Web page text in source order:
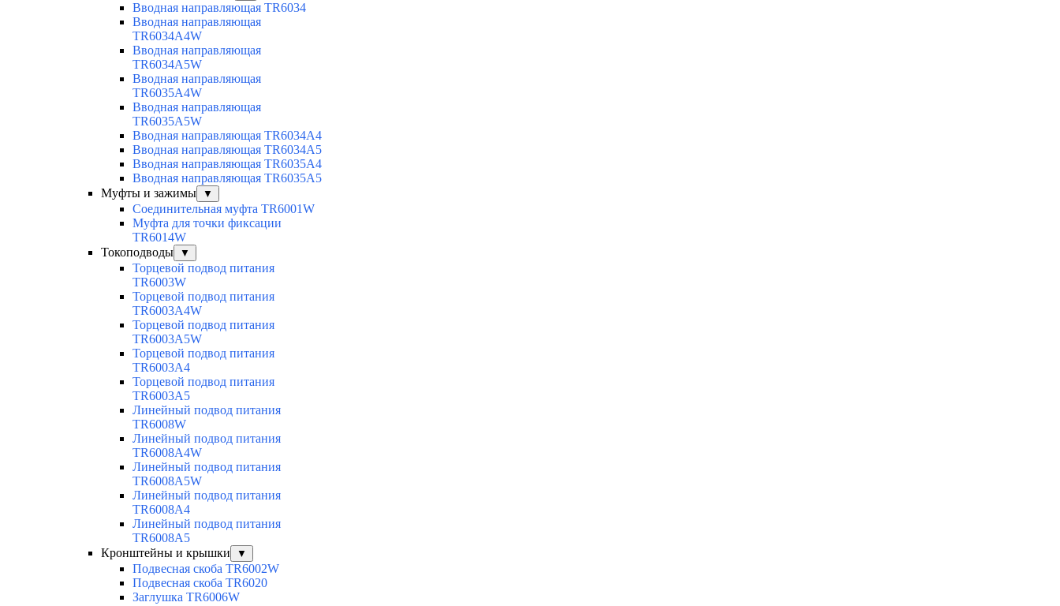
Вводная направляющая TR6034
Вводная направляющая
TR6034A4W
Вводная направляющая
TR6034A5W
Вводная направляющая
TR6035A4W
Вводная направляющая
TR6035A5W
Вводная направляющая TR6034A4
Вводная направляющая TR6034A5
Вводная направляющая TR6035A4
Вводная направляющая TR6035A5
Муфты и зажимы
▼
Соединительная муфта TR6001W
Муфта для точки фиксации
TR6014W
Токоподводы
▼
Торцевой подвод питания
TR6003W
Торцевой подвод питания
TR6003A4W
Торцевой подвод питания
TR6003A5W
Торцевой подвод питания
TR6003A4
Торцевой подвод питания
TR6003A5
Линейный подвод питания
TR6008W
Линейный подвод питания
TR6008A4W
Линейный подвод питания
TR6008A5W
Линейный подвод питания
TR6008A4
Линейный подвод питания
TR6008A5
Кронштейны и крышки
▼
Подвесная скоба TR6002W
Подвесная скоба TR6020
Заглушка TR6006W